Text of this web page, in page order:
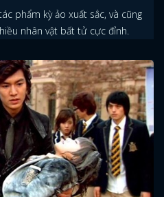
phẩm kỳ ảo xuất sắc, và cũng
nhân vật bất tử cực đỉnh.